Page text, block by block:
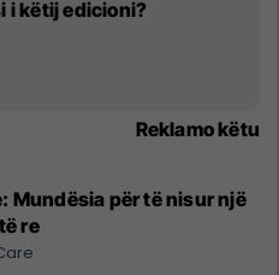
i këtij edicioni?
Reklamo këtu
Mundësia për të nisur një
re